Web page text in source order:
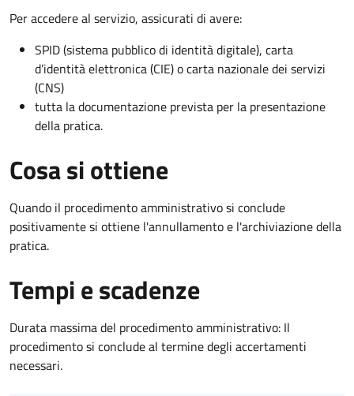
Per accedere al servizio, assicurati di avere:
SPID (sistema pubblico di identità digitale), carta
d’identità elettronica (CIE) o carta nazionale dei servizi
(CNS)
tutta la documentazione prevista per la presentazione
della pratica.
Cosa si ottiene
Quando il procedimento amministrativo si conclude
positivamente si ottiene l'annullamento e l'archiviazione della
pratica.
Tempi e scadenze
Durata massima del procedimento amministrativo: Il
procedimento si conclude al termine degli accertamenti
necessari.